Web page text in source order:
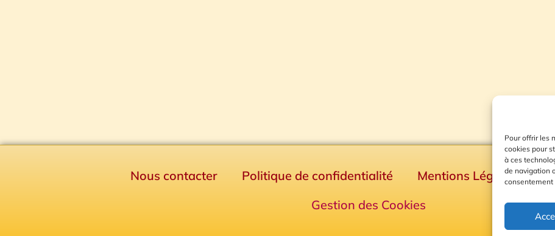
Pour offrir les
cookies pour
à ces
de navigation
consentement
Nous contacter Politique de confidentialité Mentions Légales
Gestion des Cookies